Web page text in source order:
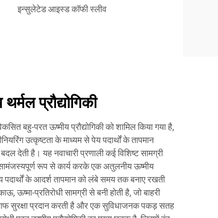
इन्सुलेटेड आइस्ड कॉफी स्लीव
प्रौद्योगिकी
बहु-परत ऊष्मीय प्रौद्योगिकी को शामिल किया गया है,
उत्कृष्टता के माध्यम से पेय पदार्थों के तापमान
देती है। यह नवाचारी प्रणाली कई विशिष्ट सामग्री
रूप से कार्य करके एक अतुलनीय ऊष्मीय
पदार्थों के आदर्श तापमान को लंबे समय तक बनाए रखती
ऊष्मा-प्रतिरोधी सामग्री से बनी होती है, जो बाहरी
सुरक्षा प्रदान करती है और एक सुविधाजनक पकड़ सतह